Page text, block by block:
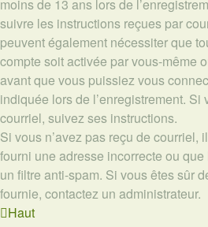
moins de 13 ans lors de
suivre les instructions reçues par
peuvent également nécessiter que
compte soit activée par vous-même
avant que vous puissiez vous
indiquée lors de l’enregistrement. Si
courriel, suivez ses instructions.
Si vous n’avez pas reçu de courriel,
fourni une adresse incorrecte ou
un filtre anti-spam. Si vous êtes sûr
fournie, contactez un administrateur.
Haut